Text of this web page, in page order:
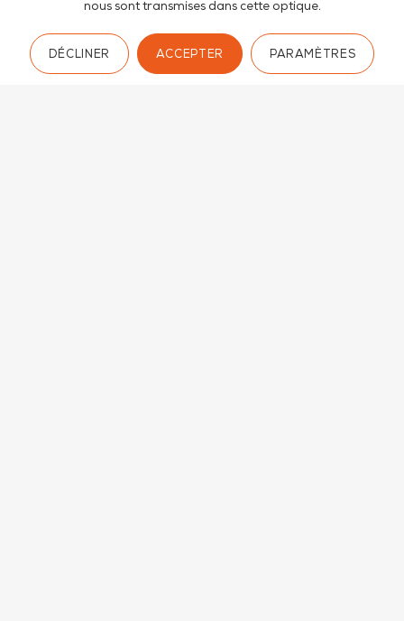
nous sont transmises dans cette optique.
DÉCLINER ACCEPTER PARAMÈTRES